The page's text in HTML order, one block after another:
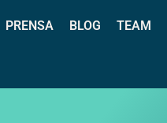
PRENSA BLOG TEAM